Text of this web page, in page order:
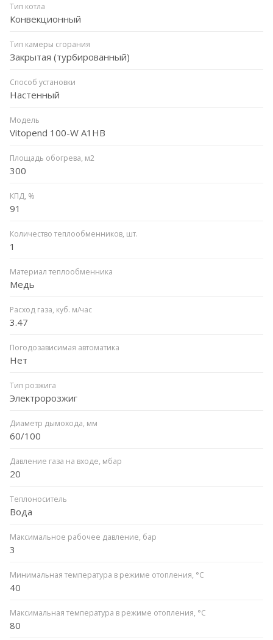
Тип котла
Конвекционный
Тип камеры сгорания
Закрытая (турбированный)
Способ установки
Настенный
Модель
Vitopend 100-W A1HB
Площадь обогрева, м2
300
КПД, %
91
Количество теплообменников, шт.
1
Материал теплообменника
Медь
Расход газа, куб. м/час
3.47
Погодозависимая автоматика
Нет
Тип розжига
Электророзжиг
Диаметр дымохода, мм
60/100
Давление газа на входе, мбар
20
Теплоноситель
Вода
Максимальное рабочее давление, бар
3
Минимальная температура в режиме отопления, °C
40
Максимальная температура в режиме отопления, °C
80